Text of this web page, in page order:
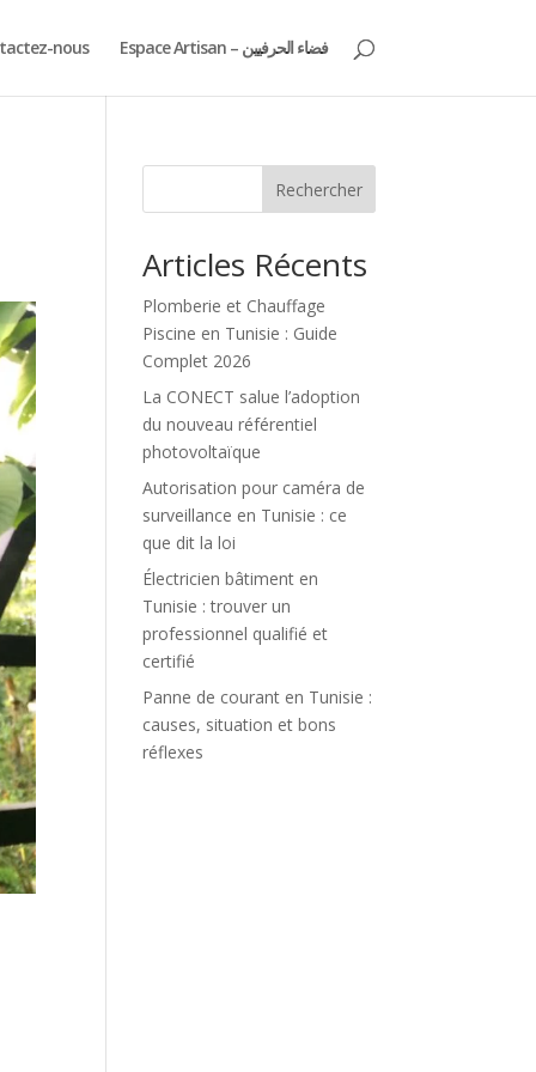
nous Espace Artisan – فضاء الحرفيين
Rechercher
Articles Récents
Plomberie et Chauffage
Piscine en Tunisie : Guide
Complet 2026
La CONECT salue l’adoption
du nouveau référentiel
photovoltaïque
Autorisation pour caméra de
surveillance en Tunisie : ce
que dit la loi
Électricien bâtiment en
Tunisie : trouver un
professionnel qualifié et
certifié
Panne de courant en Tunisie :
causes, situation et bons
réflexes